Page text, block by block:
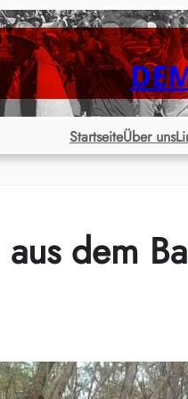
StartseiteÜber uns
dem